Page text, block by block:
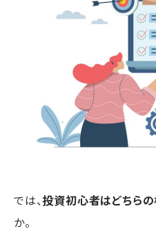
では、投資初心者はどちら
か。